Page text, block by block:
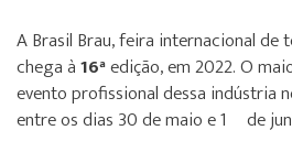
A Brasil Brau, feira internacional de
chega à16ªedição, em 2022. O
evento profissional dessa indústria
entre os dias 30 de maio e 1º de